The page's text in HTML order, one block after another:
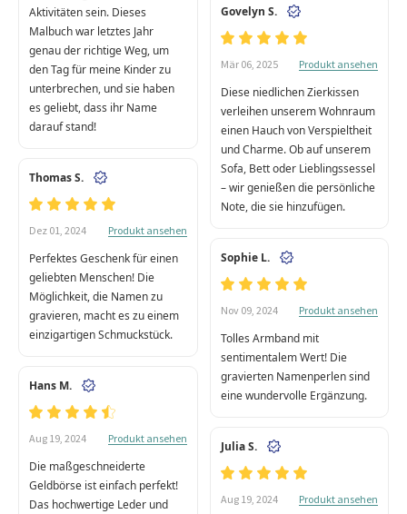
Aktivitäten sein. Dieses
Malbuch war letztes Jahr
genau der richtige Weg, um
den Tag für meine Kinder zu
unterbrechen, und sie haben
es geliebt, dass ihr Name
darauf stand!
Govelyn S.
Mär 06, 2025 Produkt ansehen
Diese niedlichen Zierkissen
verleihen unserem Wohnraum
einen Hauch von Verspieltheit
und Charme. Ob auf unserem
Sofa, Bett oder Lieblingssessel
– wir genießen die persönliche
Note, die sie hinzufügen.
Thomas S.
Dez 01, 2024 Produkt ansehen
Perfektes Geschenk für einen
geliebten Menschen! Die
Möglichkeit, die Namen zu
gravieren, macht es zu einem
einzigartigen Schmuckstück.
Sophie L.
Nov 09, 2024 Produkt ansehen
Tolles Armband mit
sentimentalem Wert! Die
gravierten Namenperlen sind
eine wundervolle Ergänzung.
Hans M.
Aug 19, 2024 Produkt ansehen
Die maßgeschneiderte
Geldbörse ist einfach perfekt!
Das hochwertige Leder und
Julia S.
Aug 19, 2024 Produkt ansehen